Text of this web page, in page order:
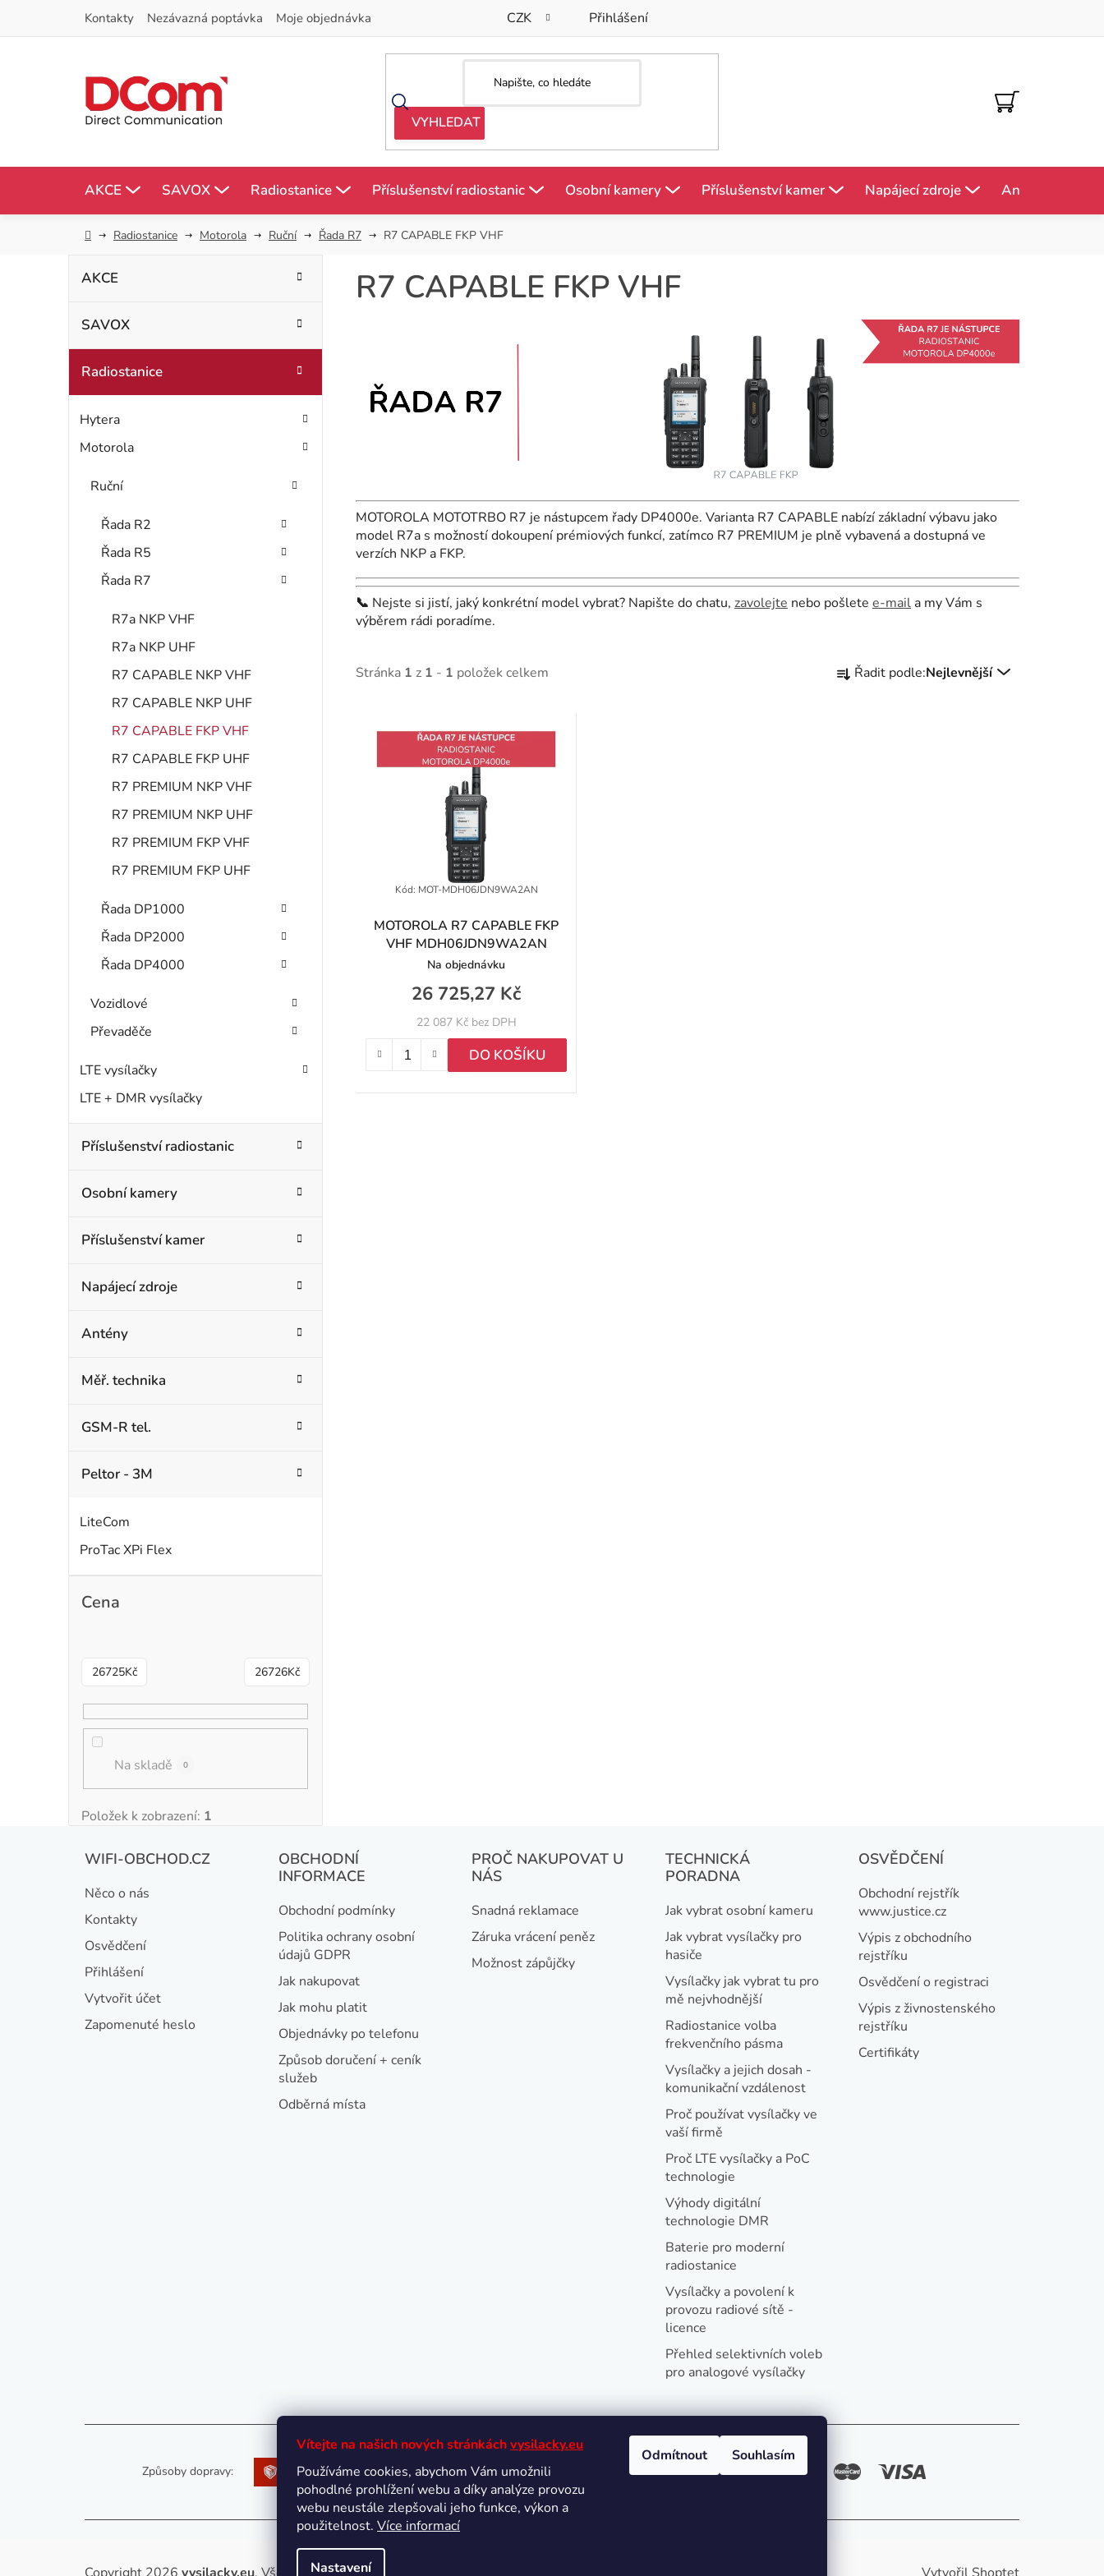
Vítejte na našich nových stránkáchvysilacky.eu
Používáme cookies, abychom Vám umožnili
pohodlné prohlížení webu a díky analýze provozu
webu neustále zlepšovali jeho funkce, výkon a
použitelnost. Více informací
Nastavení
Odmítnout Souhlasím
Kontakty Nezávazná poptávka Moje objednávka CZK Přihlášení
NÁKUPNÍ
KOŠÍK
AKCE SAVOX Radiostanice Příslušenství radiostanic Osobní kamery Příslušenství kamer Napájecí zdroje Antény
DomůRadiostanice Motorola Ruční Řada R7 R7 CAPABLE FKP VHF
P
r
a
kategorie
g
r
AKCE
SAVOX
Radiostanice
Hytera
Motorola
Ruční
Řada R2
Řada R5
Řada R7
R7a NKP VHF
R7a NKP UHF
R7 CAPABLE NKP VHF
R7 CAPABLE NKP UHF
R7 CAPABLE FKP VHF
R7 CAPABLE FKP UHF
R7 PREMIUM NKP VHF
R7 PREMIUM NKP UHF
R7 PREMIUM FKP VHF
R7 PREMIUM FKP UHF
Řada DP1000
Řada DP2000
Řada DP4000
Vozidlové
Převaděče
LTE vysílačky
LTE + DMR vysílačky
Příslušenství radiostanic
Osobní kamery
Příslušenství kamer
Napájecí zdroje
Antény
Měř. technika
GSM-R tel.
Peltor - 3M
LiteCom
ProTac XPi Flex
Cena
26725Kč 26726Kč
Na skladě 0
Položek k zobrazení: 1
R7 CAPABLE FKP VHF
MOTOROLA MOTOTRBO R7 je nástupcem řady DP4000e. Varianta R7 CAPABLE nabízí základní výbavu jako
model R7a s možností dokoupení prémiových funkcí, zatímco R7 PREMIUM je plně vybavená a dostupná ve
verzích NKP a FKP.
📞 Nejste si jistí, jaký konkrétní model vybrat? Napište do chatu, zavolejte nebo pošlete e-mail a my Vám s
výběrem rádi poradíme.
Stránka 1 z 1 - 1 položek celkem
Ř Řadit podle:Nejlevnější
t
MOTOROLA R7 CAPABLE FKP
VHF MDH06JDN9WA2AN
Na objednávku
22 087 Kč bez DPH
26 725,27 Kč
DO KOŠÍKU
Kód: MOT-MDH06JDN9WA2AN
WIFI-OBCHOD.CZ
Něco o nás
Kontakty
Osvědčení
Přihlášení
Vytvořit účet
Zapomenuté heslo
OBCHODNÍ
INFORMACE
Obchodní podmínky
Politika ochrany osobní
údajů GDPR
Jak nakupovat
Jak mohu platit
Objednávky po telefonu
Způsob doručení + ceník
služeb
Odběrná místa
PROČ NAKUPOVAT U
NÁS
Snadná reklamace
Záruka vrácení peněz
Možnost zápůjčky
TECHNICKÁ
PORADNA
Jak vybrat osobní kameru
Jak vybrat vysílačky pro
hasiče
Vysílačky jak vybrat tu pro
mě nejvhodnější
Radiostanice volba
frekvenčního pásma
Vysílačky a jejich dosah -
komunikační vzdálenost
Proč používat vysílačky ve
vaší firmě
Proč LTE vysílačky a PoC
technologie
Výhody digitální
technologie DMR
Baterie pro moderní
radiostanice
Vysílačky a povolení k
provozu radiové sítě -
licence
Přehled selektivních voleb
pro analogové vysílačky
OSVĚDČENÍ
Obchodní rejstřík
www.justice.cz
Výpis z obchodního
rejstříku
Osvědčení o registraci
Výpis z živnostenského
rejstříku
Certifikáty
Způsoby dopravy: Oblíbené způsoby platby: